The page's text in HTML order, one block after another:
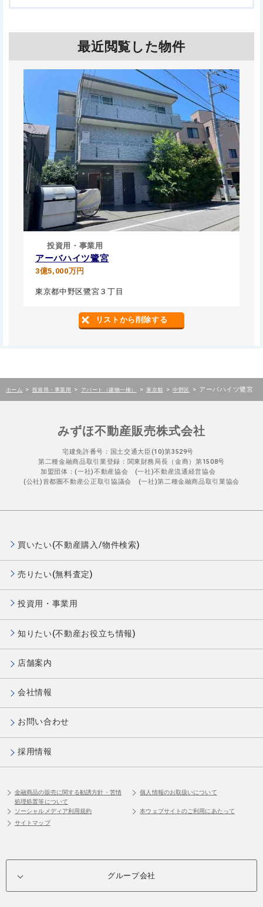
最近閲覧した物件
投資用・事業用
アーバハイツ鷺宮
3億5,000万円
東京都中野区鷺宮３丁目
リストから削除する
ホーム > 投資用・事業用 > アパート（建物一棟） > 東京都 > 中野区 > アーバハイツ鷺宮
みずほ不動産販売株式会社
宅建免許番号：国土交通大臣(10)第3529号
第二種金融商品取引業登録：関東財務局長（金商）第1508号
加盟団体：(一社)不動産協会 (一社)不動産流通経営協会
(公社)首都圏不動産公正取引協議会 (一社)第二種金融商品取引業協会
買いたい(不動産購入/物件検索)
売りたい(無料査定)
投資用・事業用
知りたい(不動産お役立ち情報)
店舗案内
会社情報
お問い合わせ
採用情報
金融商品の販売に関する勧誘方針・苦情
処理処置等について
個人情報のお取扱いについて
ソーシャルメディア利用規約
本ウェブサイトのご利用にあたって
サイトマップ
グループ会社